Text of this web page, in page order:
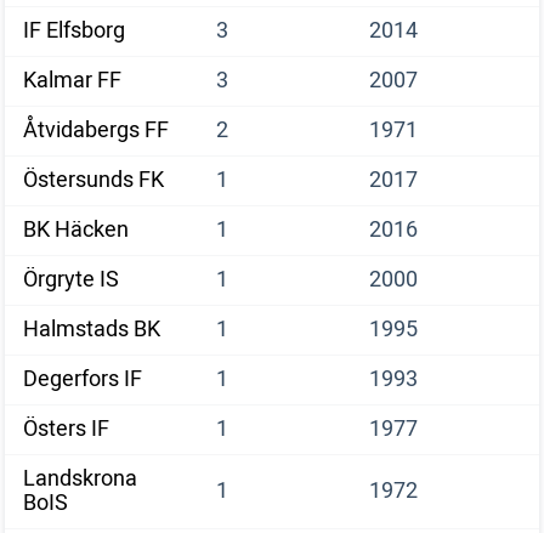
IF Elfsborg
3
2014
Kalmar FF
3
2007
Åtvidabergs FF
2
1971
Östersunds FK
1
2017
BK Häcken
1
2016
Örgryte IS
1
2000
Halmstads BK
1
1995
Degerfors IF
1
1993
Östers IF
1
1977
Landskrona
BoIS 1
1972